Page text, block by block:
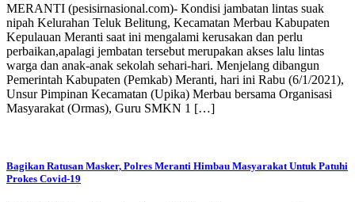
MERANTI (pesisirnasional.com)- Kondisi jambatan lintas suak
nipah Kelurahan Teluk Belitung, Kecamatan Merbau Kabupaten
Kepulauan Meranti saat ini mengalami kerusakan dan perlu
perbaikan,apalagi jembatan tersebut merupakan akses lalu lintas
warga dan anak-anak sekolah sehari-hari. Menjelang dibangun
Pemerintah Kabupaten (Pemkab) Meranti, hari ini Rabu (6/1/2021),
Unsur Pimpinan Kecamatan (Upika) Merbau bersama Organisasi
Masyarakat (Ormas), Guru SMKN 1 […]
Bagikan Ratusan Masker, Polres Meranti Himbau Masyarakat Untuk Patuhi
Prokes Covid-19